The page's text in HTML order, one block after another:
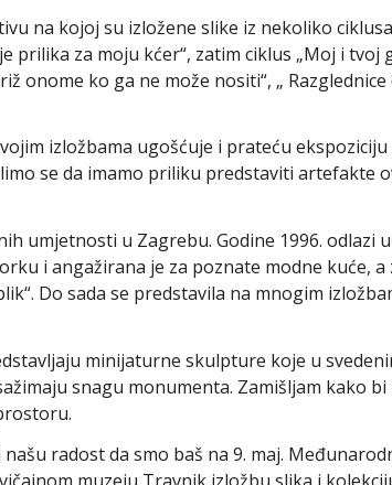
na kojoj su izložene slike iz nekoliko
prilika za moju kćer“, zatim ciklus „Moj i tvoj
onome ko ga ne može nositi“, „
izložbama ugošćuje i prateću
se da imamo priliku predstaviti artefakte
umjetnosti u Zagrebu. Godine 1996. odlazi
i angažirana je za poznate modne kuće,
Do sada se predstavila na mnogim
minijaturne skulpture koje u
snagu monumenta. Zamišljam kako
radost da smo baš na 9. maj.